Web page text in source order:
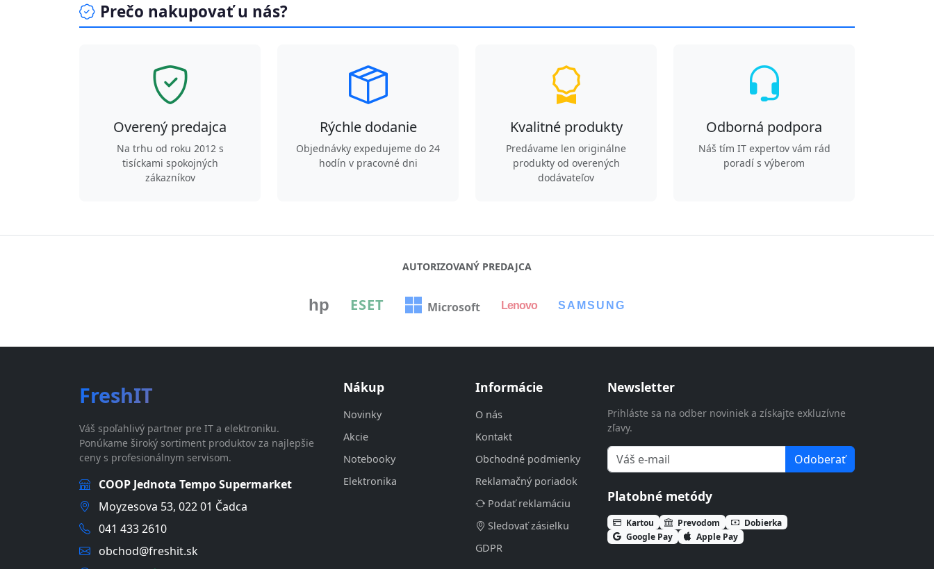
Prečo nakupovať u nás?
Overený predajca
Na trhu od roku 2012 s
tisíckami spokojných
zákazníkov
Rýchle dodanie
Objednávky expedujeme do 24
hodín v pracovné dni
Kvalitné produkty
Predávame len originálne
produkty od overených
dodávateľov
Odborná podpora
Náš tím IT expertov vám rád
poradí s výberom
AUTORIZOVANÝ PREDAJCA
hp ESET Microsoft Lenovo SAMSUNG
FreshIT
Váš spoľahlivý partner pre IT a elektroniku.
Ponúkame široký sortiment produktov za najlepšie
ceny s profesionálnym servisom.
COOP Jednota Tempo Supermarket
Moyzesova 53, 022 01 Čadca
041 433 2610
obchod@freshit.sk
Nákup
Novinky
Akcie
Notebooky
Elektronika
Informácie
O nás
Kontakt
Obchodné podmienky
Reklamačný poriadok
Podať reklamáciu
Sledovať zásielku
GDPR
Newsletter
Prihláste sa na odber noviniek a získajte exkluzívne
zľavy.
Odoberať
Platobné metódy
Kartou Prevodom
Dobierka
Google Pay
Apple Pay